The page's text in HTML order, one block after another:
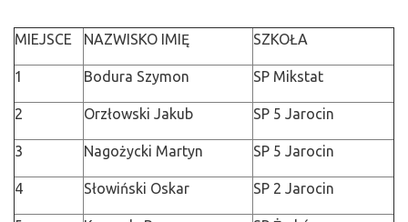
MIEJSCE NAZWISKO IMIĘ SZKOŁA
1 Bodura Szymon SP Mikstat
2 Orzłowski Jakub SP 5 Jarocin
3 Nagożycki Martyn SP 5 Jarocin
4 Słowiński Oskar SP 2 Jarocin